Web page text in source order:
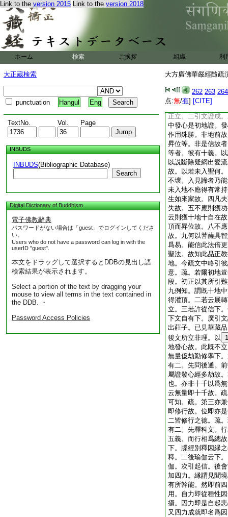
Link to the version 2015 Link to the version 2018
ホーム 検索 ご挨拶 組織 利
大正蔵検索
punctuation Hangul Eng
TextNo. Vol. Page
INBUDS
INBUDS(Bibliographic Database)
Search
Digital Dictionary of Buddhism
電子佛教辭典
パスワードがない場合は「guest」でログインしてくださ
い。
Users who do not have a password can log in with the
userID "guest".
本文をドラッグして選択するとDDBの見出し語
検索結果が表示されます。
Select a portion of the text by dragging your
mouse to view all terms in the text contained in
the DDB. ・
Password Access Policies
大方廣佛華嚴經隨疏
262 263 264
点:無/有] [CITE]
灌頂住。海幢灌頂
世間品説者。離世
配於住行。而不存
應之行故。疏
揀。有三問答。一
收是則可爾下。以
十千劫乃是一經。
行布下。三通伏難
有行布。此與諸經
布乃是圓融之行布
第二傍序異説。即
正立。二引文證成
中發心是初地證。
作用殊勝。非地前
昇位等。非是信故
等者。彼有十義。
以説斷除疑網出愛
故。以若未入聖何
不壞。入見諦者乃
未入地不應得有常
生如來家故。四凡
失故。五不應則獲
云則獲十地十自在
頂而昇位故。八不
故。九何以菩薩具
爲易。能信此法倍
聖法。故知此品正
地。今疏文中略引
意。疏。若爾初地
段。初正以其所引
九例知。謂既十地
得灌頂。二若云展
立。三若許從信下
下文自有下。廣引
出莊子。已見華藏
後文所立非理。以
1
地發心故。此既不
無量億劫勤修學下
有二。先問後通。
屬證發心經多劫故
也。亦非十千以爲
云無量即十千故。
可知。疏。第三亦
即修行故。位即亦
二皆修行之徳。疏
有二。先釋科文。
五義。而行相爲總
下。牒經別釋因縁
釋。二後瑜伽云下
伽。次引起信。後
加四力。縁謂見聞
有所幹能。然即前
用。自力即從種性
攝。因力即是自起
又四力成就即名爲